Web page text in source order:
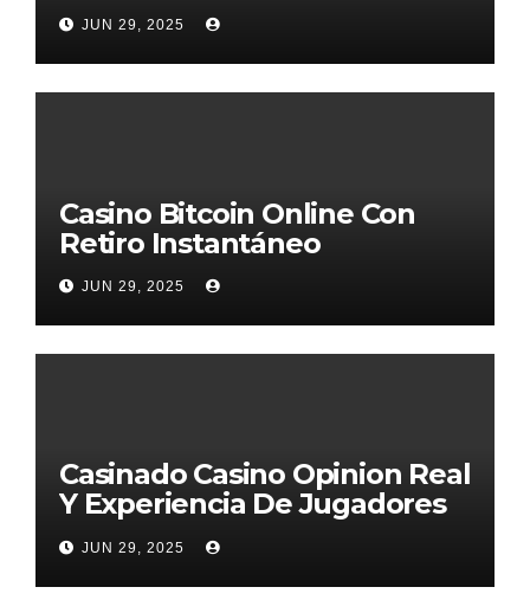
JUN 29, 2025
Casino Bitcoin Online Con
Retiro Instantáneo
JUN 29, 2025
Casinado Casino Opinion Real
Y Experiencia De Jugadores
2026
JUN 29, 2025